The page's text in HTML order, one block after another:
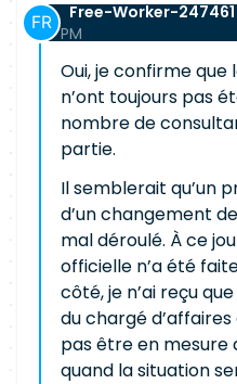
Free-Worker-247461
PM
Oui, je confirme que
n’ont toujours pas
nombre de
partie.
Il semblerait qu’un
d’un changement
mal déroulé. À ce
officielle n’a été
côté, je n’ai reçu
du chargé
pas être en mesure
quand la situation